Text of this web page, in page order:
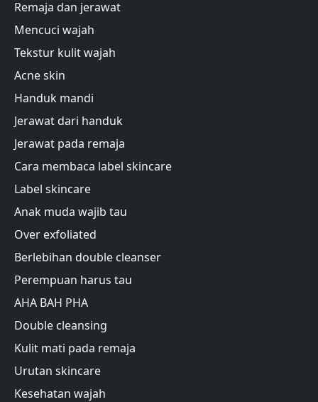
Remaja dan jerawat
Mencuci wajah
Tekstur kulit wajah
Acne skin
Handuk mandi
Jerawat dari handuk
Jerawat pada remaja
Cara membaca label skincare
Label skincare
Anak muda wajib tau
Over exfoliated
Berlebihan double cleanser
Perempuan harus tau
AHA BAH PHA
Double cleansing
Kulit mati pada remaja
Urutan skincare
Kesehatan wajah